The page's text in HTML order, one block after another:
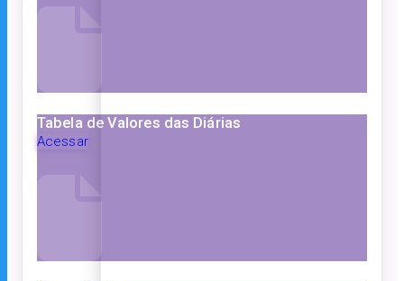
Tabela de Valores das Diárias
Acessar